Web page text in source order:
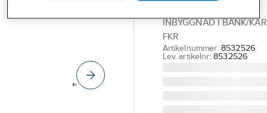
INBYGGNAD I BÄNK/
FKR
Artikelnummer: 8532526
Lev. artikelnr: 8532526